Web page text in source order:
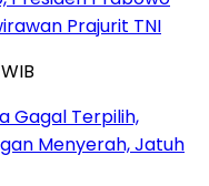
Prajurit TNI
Gagal Terpilih,
Menyerah, Jatuh